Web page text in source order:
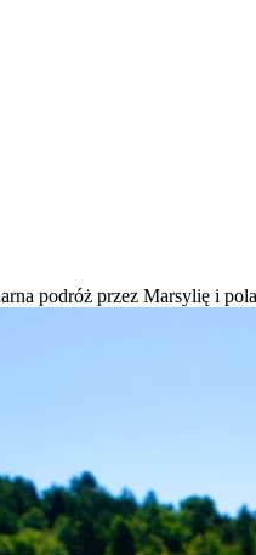
podróż przez Marsylię i